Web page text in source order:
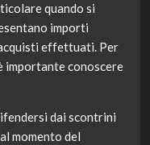
quando si
importi
effettuati. Per
importante conoscere
dai scontrini
momento del